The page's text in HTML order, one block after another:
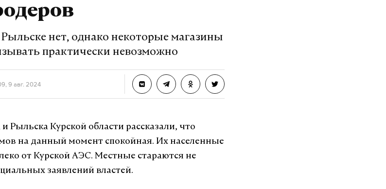
нет, однако некоторые магазины
практически невозможно
9 авг. 2024
Рыльска Курской области рассказали, что
на данный момент спокойная. Их населенные
от Курской АЭС. Местные стараются не
заявлений властей.